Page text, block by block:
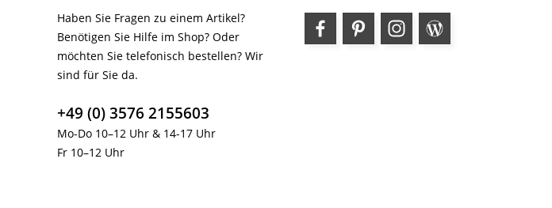
Haben Sie Fragen zu einem Artikel?
Benötigen Sie Hilfe im Shop? Oder
möchten Sie telefonisch bestellen? Wir
sind für Sie da.
+49 (0) 3576 2155603
Mo-Do 10–12 Uhr & 14-17 Uhr
Fr 10–12 Uhr